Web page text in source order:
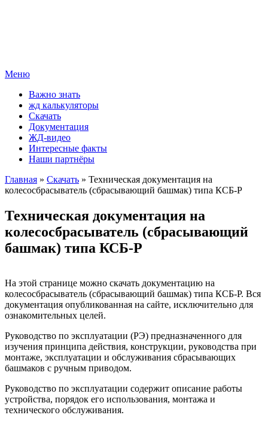
Меню
Важно знать
жд калькуляторы
Скачать
Документация
ЖД-видео
Интересные факты
Наши партнёры
Главная » Скачать » Техническая документация на
колесосбрасыватель (сбрасывающий башмак) типа КСБ-Р
Техническая документация на
колесосбрасыватель (сбрасывающий
башмак) типа КСБ-Р
На этой странице можно скачать документацию на
колесосбрасыватель (сбрасывающий башмак) типа КСБ-Р. Вся
документация опубликованная на сайте, исключительно для
ознакомительных целей.
Руководство по эксплуатации (РЭ) предназначенного для
изучения принципа действия, конструкции, руководства при
монтаже, эксплуатации и обслуживания сбрасывающих
башмаков с ручным приводом.
Руководство по эксплуатации содержит описание работы
устройства, порядок его использования, монтажа и
технического обслуживания.